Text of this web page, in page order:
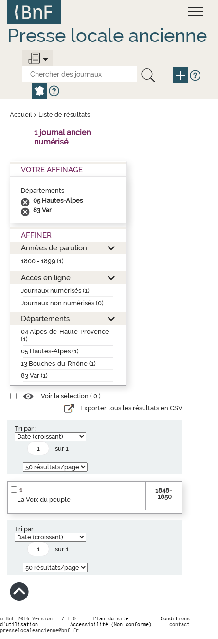
contenu
principal
Presse locale ancienne
Accueil > Liste de résultats
1 journal ancien
numérisé
VOTRE AFFINAGE
Départements
05 Hautes-Alpes
83 Var
AFFINER
Années de parution
1800 - 1899 (1)
Accès en ligne
Journaux numérisés (1)
Journaux non numérisés (0)
Départements
04 Alpes-de-Haute-Provence
(1)
05 Hautes-Alpes (1)
13 Bouches-du-Rhône (1)
83 Var (1)
Voir la sélection ( 0 )
Exporter tous les résultats en CSV
Tri par :
sur 1
1
La Voix du peuple
1848-
1850
Tri par :
sur 1
© BnF 2016 Version : 7.1.0 Plan du site
Conditions
d’utilisation
Accessibilité (Non conforme)
contact :
presselocaleancienne@bnf.fr
Panneau de gestion des cookies